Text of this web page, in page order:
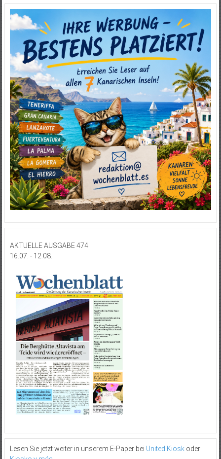
AKTUELLE AUSGABE 474
16.07. - 12.08.
Lesen Sie jetzt weiter in unserem E-Paper bei United Kioskoder